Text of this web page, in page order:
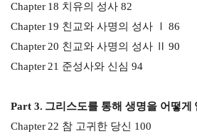
Chapter 18 치유의 성사 82
Chapter 19 친교와 사명의 성사 Ⅰ 86
Chapter 20 친교와 사명의 성사 Ⅱ 90
Chapter 21 준성사와 신심 94
Part 3. 그리스도를 통해 생명을 어떻게
Chapter 22 참 고귀한 당신 100